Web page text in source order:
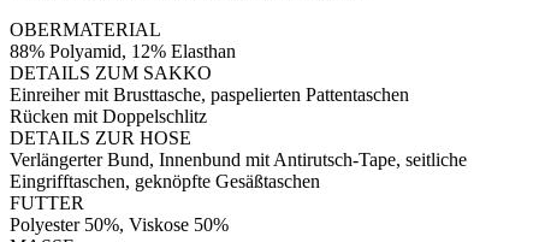
OBERMATERIAL
88% Polyamid, 12% Elasthan
DETAILS ZUM SAKKO
Einreiher mit Brusttasche, paspelierten Pattentaschen
Rücken mit Doppelschlitz
DETAILS ZUR HOSE
Verlängerter Bund, Innenbund mit Antirutsch-Tape, seitliche
Eingrifftaschen, geknöpfte Gesäßtaschen
FUTTER
Polyester 50%, Viskose 50%